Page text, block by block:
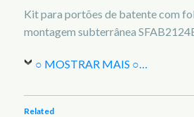
Kit para portões de batente com
montagem subterrânea
○ MOSTRAR MAIS ○…
Related